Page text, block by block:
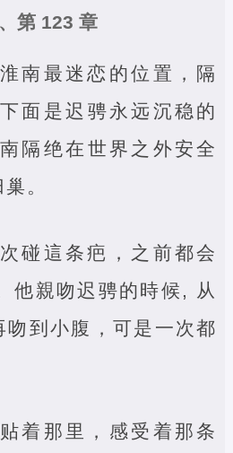
第 123 章
南最迷恋的位置，隔
面是迟骋永远沉稳的
隔绝在世界之外安全
。
碰這条疤，之前都会
他親吻迟骋的時候, 从
到小腹，可是一次都
着那里，感受着那条